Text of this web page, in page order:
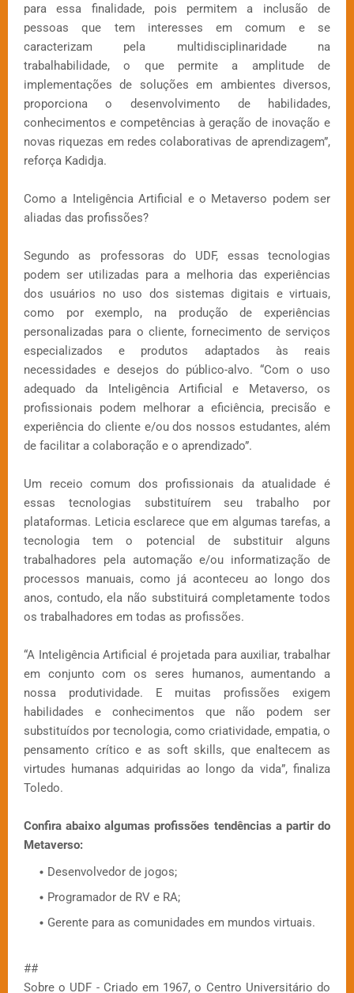
para essa finalidade, pois permitem a inclusão de
pessoas que tem interesses em comum e se
caracterizam pela multidisciplinaridade na
trabalhabilidade, o que permite a amplitude de
implementações de soluções em ambientes diversos,
proporciona o desenvolvimento de habilidades,
conhecimentos e competências à geração de inovação e
novas riquezas em redes colaborativas de aprendizagem”,
reforça Kadidja.
Como a Inteligência Artificial e o Metaverso podem ser
aliadas das profissões?
Segundo as professoras do UDF, essas tecnologias
podem ser utilizadas para a melhoria das experiências
dos usuários no uso dos sistemas digitais e virtuais,
como por exemplo, na produção de experiências
personalizadas para o cliente, fornecimento de serviços
especializados e produtos adaptados às reais
necessidades e desejos do público-alvo. “Com o uso
adequado da Inteligência Artificial e Metaverso, os
profissionais podem melhorar a eficiência, precisão e
experiência do cliente e/ou dos nossos estudantes, além
de facilitar a colaboração e o aprendizado”.
Um receio comum dos profissionais da atualidade é
essas tecnologias substituírem seu trabalho por
plataformas. Leticia esclarece que em algumas tarefas, a
tecnologia tem o potencial de substituir alguns
trabalhadores pela automação e/ou informatização de
processos manuais, como já aconteceu ao longo dos
anos, contudo, ela não substituirá completamente todos
os trabalhadores em todas as profissões.
“A Inteligência Artificial é projetada para auxiliar, trabalhar
em conjunto com os seres humanos, aumentando a
nossa produtividade. E muitas profissões exigem
habilidades e conhecimentos que não podem ser
substituídos por tecnologia, como criatividade, empatia, o
pensamento crítico e as soft skills, que enaltecem as
virtudes humanas adquiridas ao longo da vida”, finaliza
Toledo.
Confira abaixo algumas profissões tendências a partir do
Metaverso:
Desenvolvedor de jogos;
Programador de RV e RA;
Gerente para as comunidades em mundos virtuais.
##
Sobre o UDF - Criado em 1967, o Centro Universitário do